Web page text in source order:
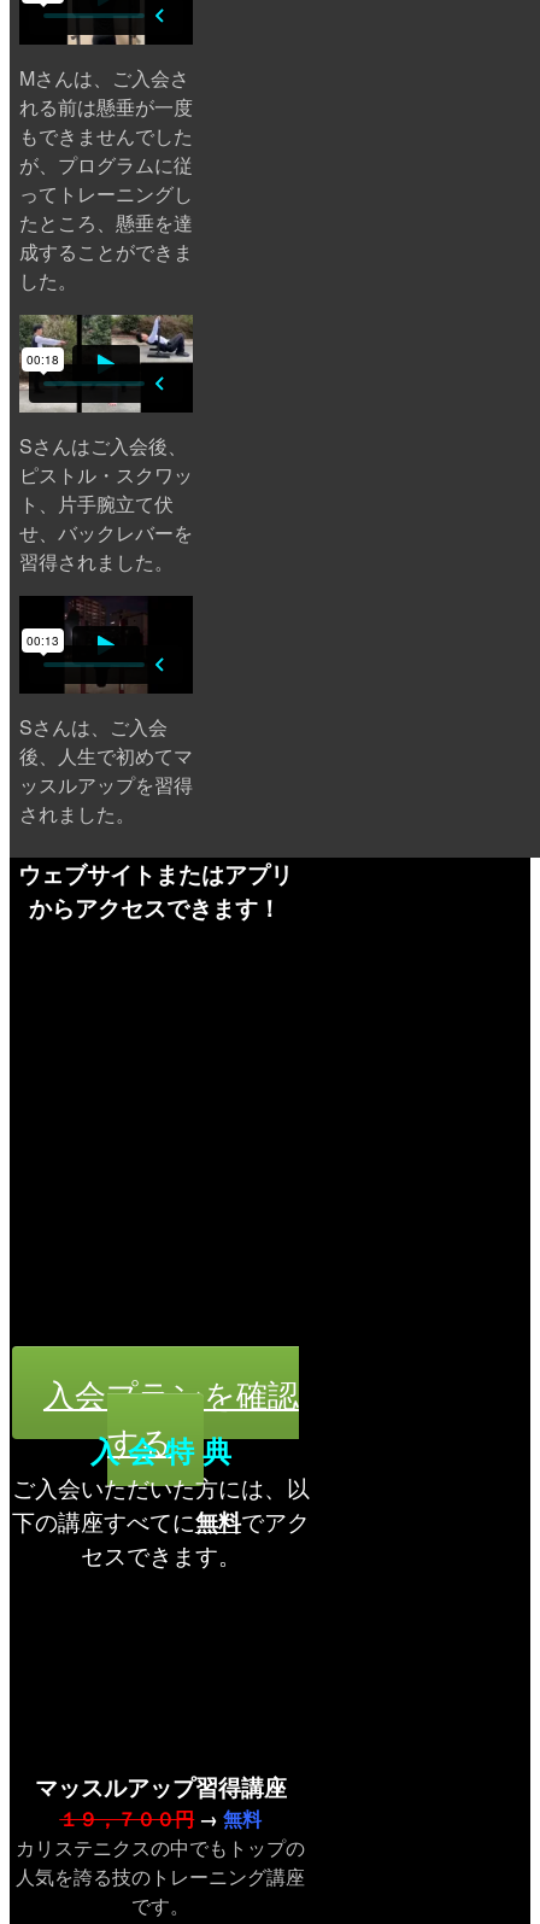
Mさんは、ご入会さ
れる前は懸垂が一度
もできませんでした
が、プログラムに従
ってトレーニングし
たところ、懸垂を達
成することができま
した。
Sさんはご入会後、
ピストル・スクワッ
ト、片手腕立て伏
せ、バックレバーを
習得されました。
Sさんは、ご入会
後、人生で初めてマ
ッスルアップを習得
されました。
ウェブサイトまたはアプリ
からアクセスできます！
入会プランを確認
する
入 会 特 典
ご入会いただいた方には、以
下の講座すべてに無料でアク
セスできます。
マッスルアップ習得講座
１９，７００円 → 無料
カリステニクスの中でもトップの
人気を誇る技のトレーニング講座
です。